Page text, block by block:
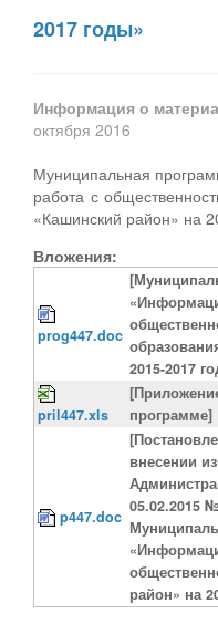
2017 годы»
Информация о
октября 2016
Муниципальная
работа с
«Кашинский район» на
Вложения:
prog447.doc
2015-2017
pril447.xls
программе]
p447.doc
внесении
05.02.2015
район» на